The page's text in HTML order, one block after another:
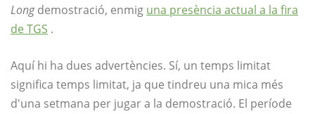
Longdemostració, enmig una presència actual a la fira
de TGS .
Aquí hi ha dues advertències. Sí, un temps limitat
significa temps limitat, ja que tindreu una mica més
d'una setmana per jugar a la demostració. El període